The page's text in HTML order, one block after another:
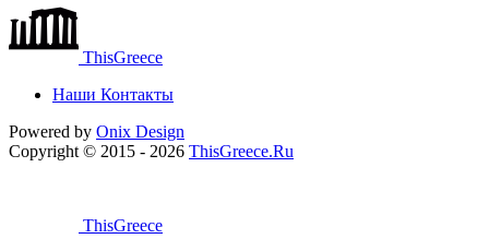
ThisGreece
Наши Контакты
Powered by Onix Design
Copyright © 2015 - 2026 ThisGreece.Ru
ThisGreece